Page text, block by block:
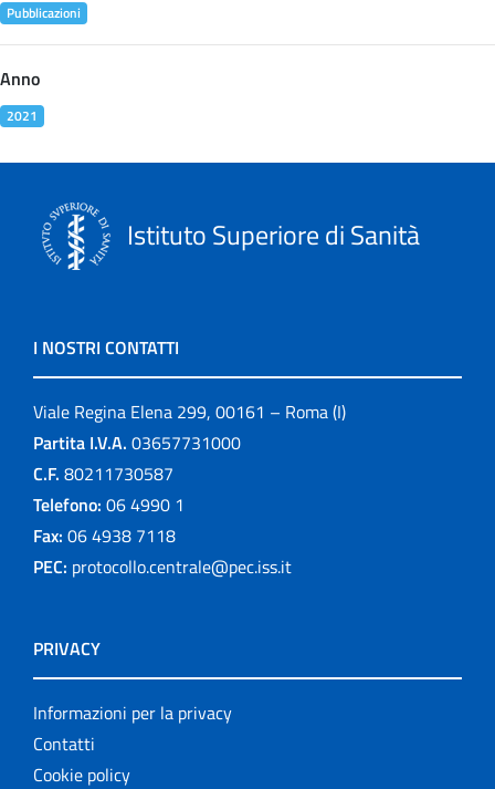
Pubblicazioni
Anno
2021
Istituto Superiore di Sanità
I NOSTRI CONTATTI
Viale Regina Elena 299, 00161 – Roma (I)
Partita I.V.A. 03657731000
C.F. 80211730587
Telefono: 06 4990 1
Fax: 06 4938 7118
PEC: protocollo.centrale@pec.iss.it
PRIVACY
Informazioni per la privacy
Contatti
Cookie policy